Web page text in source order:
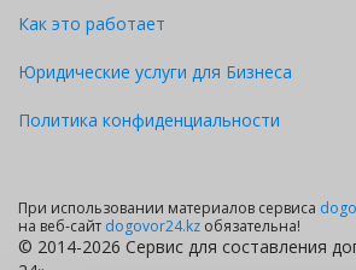
Как это работает
Юридические услуги для Бизнеса
Политика конфиденциальности
При использовании материалов сервиса
на веб-сайт dogovor24.kz обязательна!
© 2014-2026 Сервис для составления